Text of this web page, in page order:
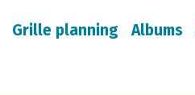
Grille planning Albums